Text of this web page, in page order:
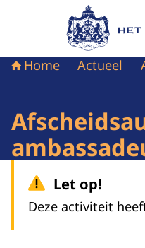
Naar de
Home Actueel
Let op!
Deze activiteit